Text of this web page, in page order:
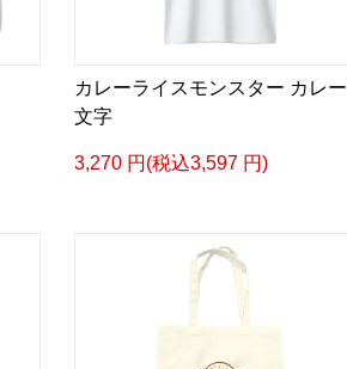
カレーライスモンスター カレー
文字
3,270 円(税込3,597 円)